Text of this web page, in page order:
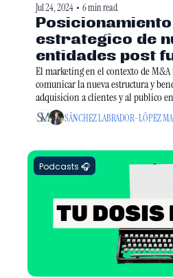
Jul 24, 2024 • 6 min read
Posicionamiento
estrategico de
entidades post
claves de
exito
El marketing en el contexto de M&A
comunicar la nueva estructura y
adquisicion a clientes y al publico
tambien facilita la integracion de
SÁNCHEZ LABRADOR-LÓPEZ
Podcasts 🎧